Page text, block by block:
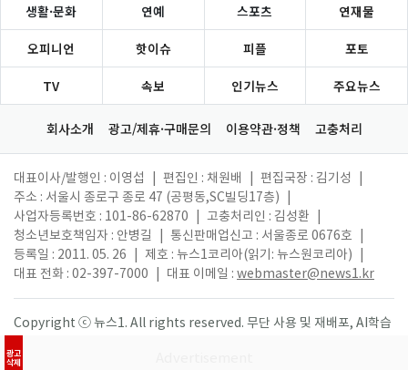
광고
삭제
생활·문화 연예 스포츠 연재물
오피니언 핫이슈 피플 포토
TV 속보 인기뉴스 주요뉴스
회사소개 광고/제휴·구매문의 이용약관·정책 고충처리
대표이사/발행인 : 이영섭 편집인 : 채원배 편집국장 : 김기성
주소 : 서울시 종로구 종로 47 (공평동,SC빌딩17층)
사업자등록번호 : 101-86-62870
고충처리인 : 김성환
청소년보호책임자 : 안병길
통신판매업신고 : 서울종로 0676호
등록일 : 2011. 05. 26
제호 : 뉴스1코리아(읽기: 뉴스원코리아)
대표 전화 : 02-397-7000
대표 이메일 : webmaster@news1.kr
Copyright ⓒ 뉴스1. All rights reserved. 무단 사용 및 재배포, AI학습